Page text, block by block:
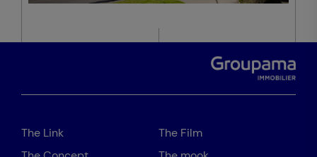
The Link
The Film